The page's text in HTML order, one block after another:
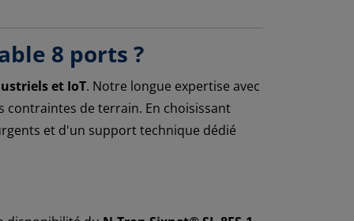
8 ports ?
et IoT. Notre longue expertise avec
contraintes de terrain. En choisissant
et d'un support technique dédié